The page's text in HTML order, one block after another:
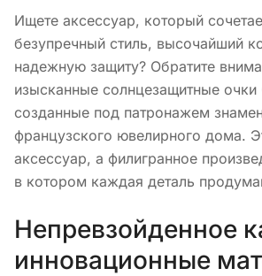
Ищете аксессуар, который
безупречный стиль, высочайший
надежную защиту? Обратите
изысканные солнцезащитные очки
созданные под патронажем
французского ювелирного дома.
аксессуар, а филигранное
в котором каждая деталь
Непревзойденное
инновационные